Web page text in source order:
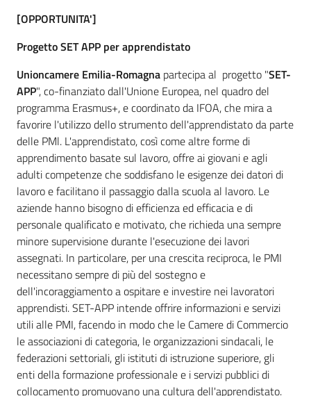
[OPPORTUNITA']
Progetto SET APP per apprendistato
Unioncamere Emilia-Romagna partecipa al progetto "SET-
APP", co-finanziato dall'Unione Europea, nel quadro del
programma Erasmus+, e coordinato da IFOA, che mira a
favorire l'utilizzo dello strumento dell'apprendistato da parte
delle PMl. L'apprendistato, così come altre forme di
apprendimento basate sul lavoro, offre ai giovani e agli
adulti competenze che soddisfano le esigenze dei datori di
lavoro e facilitano il passaggio dalla scuola al lavoro. Le
aziende hanno bisogno di efficienza ed efficacia e di
personale qualificato e motivato, che richieda una sempre
minore supervisione durante l'esecuzione dei lavori
assegnati. In particolare, per una crescita reciproca, le PMI
necessitano sempre di più del sostegno e
dell'incoraggiamento a ospitare e investire nei lavoratori
apprendisti. SET-APP intende offrire informazioni e servizi
utili alle PMI, facendo in modo che le Camere di Commercio
le associazioni di categoria, le organizzazioni sindacali, le
federazioni settoriali, gli istituti di istruzione superiore, gli
enti della formazione professionale e i servizi pubblici di
collocamento promuovano una cultura dell'apprendistato.